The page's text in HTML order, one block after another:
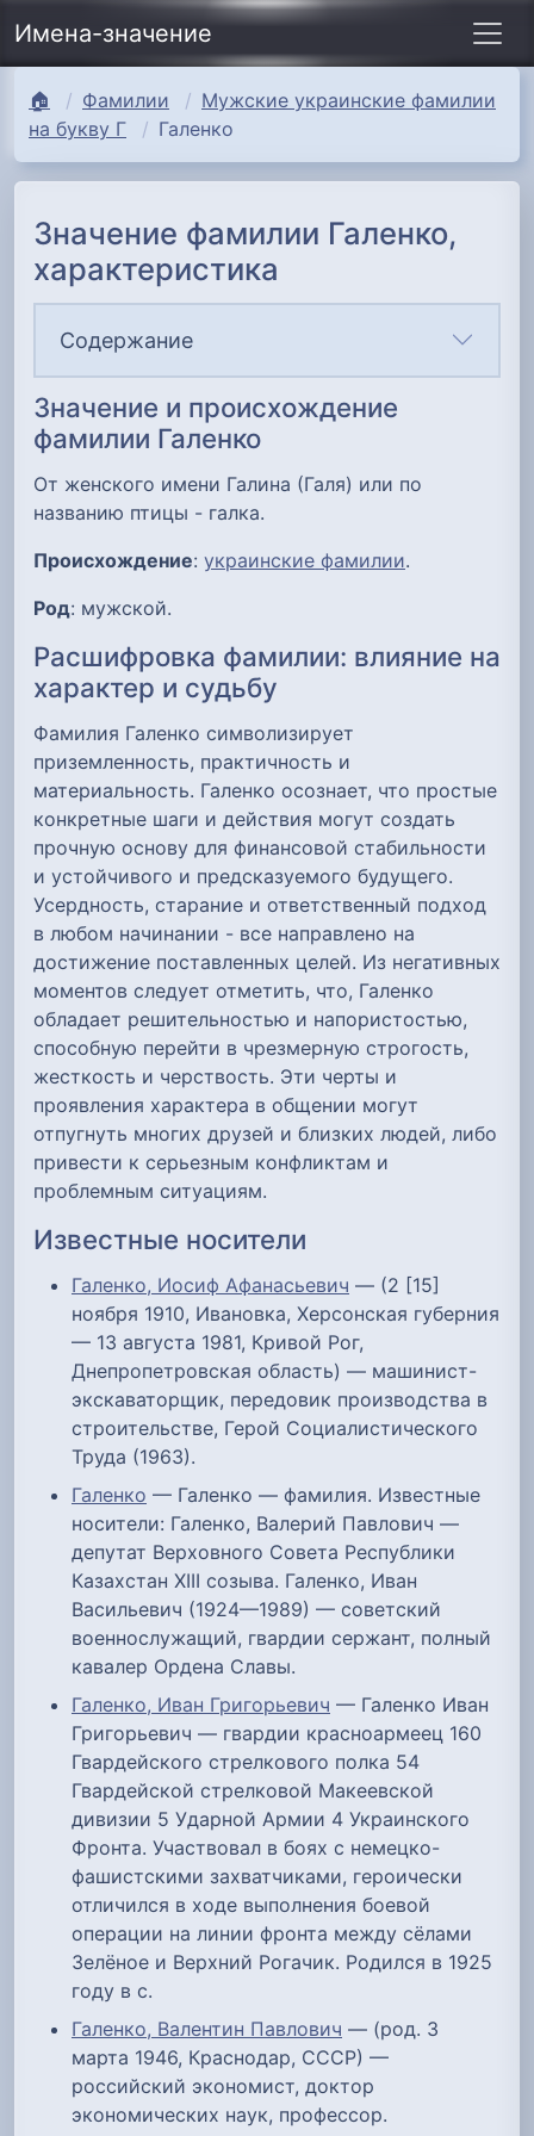
Имена-значение
🏠 Фамилии
Мужские украинские фамилии
на букву Г
Галенко
Значение фамилии Галенко,
характеристика
Содержание
Значение и происхождение
фамилии Галенко
От женского имени Галина (Галя) или по
названию птицы - галка.
Происхождение: украинские фамилии.
Род: мужской.
Расшифровка фамилии: влияние на
характер и судьбу
Фамилия Галенко символизирует
приземленность, практичность и
материальность. Галенко осознает, что простые
конкретные шаги и действия могут создать
прочную основу для финансовой стабильности
и устойчивого и предсказуемого будущего.
Усердность, старание и ответственный подход
в любом начинании - все направлено на
достижение поставленных целей. Из негативных
моментов следует отметить, что, Галенко
обладает решительностью и напористостью,
способную перейти в чрезмерную строгость,
жесткость и черствость. Эти черты и
проявления характера в общении могут
отпугнуть многих друзей и близких людей, либо
привести к серьезным конфликтам и
проблемным ситуациям.
Известные носители
Галенко, Иосиф Афанасьевич — (2 [15]
ноября 1910, Ивановка, Херсонская губерния
— 13 августа 1981, Кривой Рог,
Днепропетровская область) — машинист-
экскаваторщик, передовик производства в
строительстве, Герой Социалистического
Труда (1963).
Галенко — Галенко — фамилия. Известные
носители: Галенко, Валерий Павлович —
депутат Верховного Совета Республики
Казахстан XIII созыва. Галенко, Иван
Васильевич (1924—1989) — советский
военнослужащий, гвардии сержант, полный
кавалер Ордена Славы.
Галенко, Иван Григорьевич — Галенко Иван
Григорьевич — гвардии красноармеец 160
Гвардейского стрелкового полка 54
Гвардейской стрелковой Макеевской
дивизии 5 Ударной Армии 4 Украинского
Фронта. Участвовал в боях с немецко-
фашистскими захватчиками, героически
отличился в ходе выполнения боевой
операции на линии фронта между сёлами
Зелёное и Верхний Рогачик. Родился в 1925
году в с.
Галенко, Валентин Павлович — (род. 3
марта 1946, Краснодар, СССР) —
российский экономист, доктор
экономических наук, профессор.